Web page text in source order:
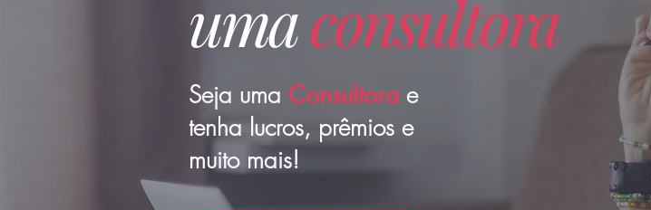
umaconsultora
Seja uma Consultora e
tenha lucros, prêmios e
muito mais!